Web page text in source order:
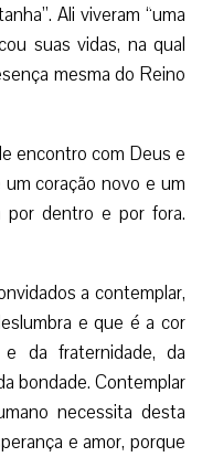
Ali viveram “uma
suas vidas, na qual
mesma do Reino
encontro com Deus e
coração novo e um
dentro e por fora.
a contemplar,
e que é a cor
da fraternidade, da
bondade. Contemplar
necessita desta
e amor, porque